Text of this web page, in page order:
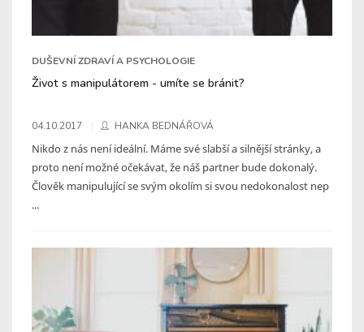
DUŠEVNÍ ZDRAVÍ A PSYCHOLOGIE
Život s manipulátorem - umíte se bránit?
04.10.2017 HANKA BEDNÁŘOVÁ
Nikdo z nás není ideální. Máme své slabší a silnější stránky, a
proto není možné očekávat, že náš partner bude dokonalý.
Člověk manipulující se svým okolím si svou nedokonalost nep
...